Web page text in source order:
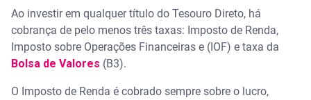
Ao investir em qualquer título do Tesouro Direto, há
cobrança de pelo menos três taxas: Imposto de Renda,
Imposto sobre Operações Financeiras e (IOF) e taxa da
Bolsa de Valores (B3).
O Imposto de Renda é cobrado sempre sobre o lucro,